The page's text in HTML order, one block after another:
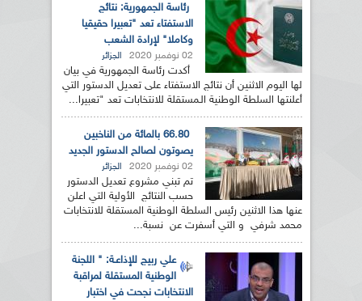
رئاسة الجمهورية: نتائج
الاستفتاء تعد "تعبيرا حقيقيا
وكاملا" لإرادة الشعب
02 نوفمبر 2020 الجزائر
أكدت رئاسة الجمهورية في بيان
لها اليوم الاثنين أن نتائج الاستفتاء على تعديل الدستور التي
أعلنتها السلطة الوطنية الـمستقلة للانتخابات تعد "تعبيرا...
66.80 بالمائة من الناخبين
يصوتون لصالح الدستور الجديد
02 نوفمبر 2020 الجزائر
تم تبني مشروع تعديل الدستور
حسب النتائج الأولية التي اعلن
عنها هذا الاثنين رئيس السلطة الوطنية المستقلة للانتخابات
محمد شرفي و التي أسفرت عن نسبة...
علي ربيج للإذاعـة: " اللجنة
الوطنية المستقلة لمراقبة
الانتخابات نجحت في اختبار